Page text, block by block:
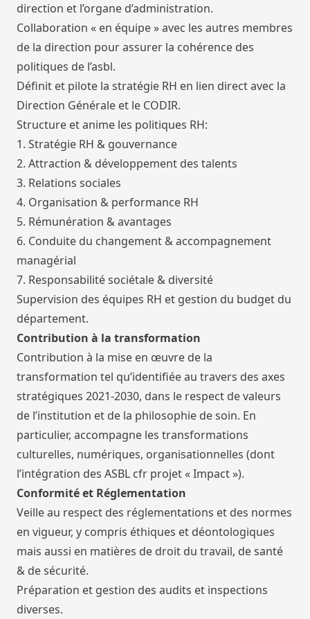
direction et l’organe d’administration.
Collaboration « en équipe » avec les autres membres
de la direction pour assurer la cohérence des
politiques de l’asbl.
Définit et pilote la stratégie RH en lien direct avec la
Direction Générale et le CODIR.
Structure et anime les politiques RH:
1. Stratégie RH & gouvernance
2. Attraction & développement des talents
3. Relations sociales
4. Organisation & performance RH
5. Rémunération & avantages
6. Conduite du changement & accompagnement
managérial
7. Responsabilité sociétale & diversité
Supervision des équipes RH et gestion du budget du
département.
Contribution à la transformation
Contribution à la mise en œuvre de la
transformation tel qu’identifiée au travers des axes
stratégiques 2021-2030, dans le respect de valeurs
de l’institution et de la philosophie de soin. En
particulier, accompagne les transformations
culturelles, numériques, organisationnelles (dont
l’intégration des ASBL cfr projet « Impact »).
Conformité et Réglementation
Veille au respect des réglementations et des normes
en vigueur, y compris éthiques et déontologiques
mais aussi en matières de droit du travail, de santé
& de sécurité.
Préparation et gestion des audits et inspections
diverses.